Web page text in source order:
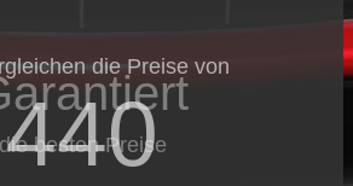
die Preise von
440
die besten Preise